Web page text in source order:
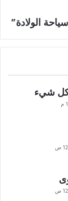
الولادة”
كل شيء